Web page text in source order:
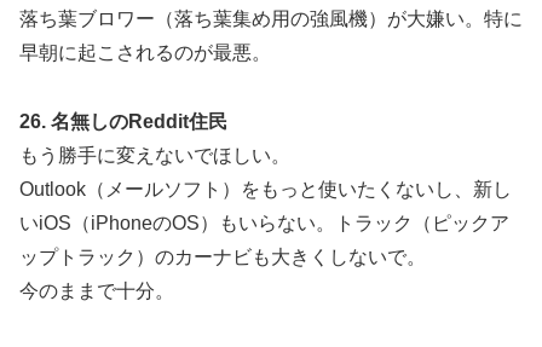
落ち葉ブロワー（落ち葉集め用の強風機）が大嫌い。特に
早朝に起こされるのが最悪。
26. 名無しのReddit住民
もう勝手に変えないでほしい。
Outlook（メールソフト）をもっと使いたくないし、新し
いiOS（iPhoneのOS）もいらない。トラック（ピックア
ップトラック）のカーナビも大きくしないで。
今のままで十分。